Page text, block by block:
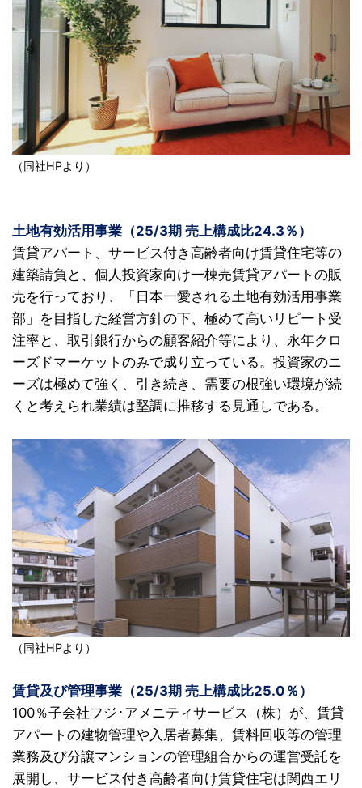
（同社HPより）
土地有効活用事業（25/3期 売上構成比24.3％）
賃貸アパート、サービス付き高齢者向け賃貸住宅等の
建築請負と、個人投資家向け一棟売賃貸アパートの販
売を行っており、「日本一愛される土地有効活用事業
部」を目指した経営方針の下、極めて高いリピート受
注率と、取引銀行からの顧客紹介等により、永年クロ
ーズドマーケットのみで成り立っている。投資家のニ
ーズは極めて強く、引き続き、需要の根強い環境が続
くと考えられ業績は堅調に推移する見通しである。
（同社HPより）
賃貸及び管理事業（25/3期 売上構成比25.0％）
100％子会社フジ･アメニティサービス（株）が、賃貸
アパートの建物管理や入居者募集、賃料回収等の管理
業務及び分譲マンションの管理組合からの運営受託を
展開し、サービス付き高齢者向け賃貸住宅は関西エリ